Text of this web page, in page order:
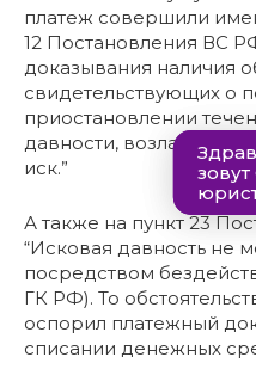
платеж совершили
12 Постановления ВС
доказывания наличия
свидетельствующих о
приостановлении
давности,
иск.”
А также на пункт 23
“Исковая давность не
посредством
ГК РФ). То
оспорил платежный
списании денежных